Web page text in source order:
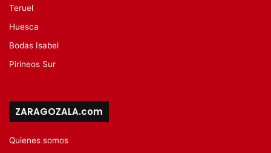
Teruel
Huesca
Bodas Isabel
Pirineos Sur
ZARAGOZALA.com
Quienes somos